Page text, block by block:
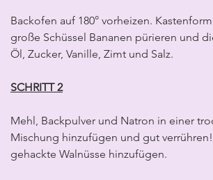
Backofen auf 180° vorheizen.
große Schüssel Bananen pürieren und
Öl, Zucker, Vanille, Zimt und Salz.
SCHRITT 2
Mehl, Backpulver und Natron in einer
Mischung hinzufügen und gut
gehackte Walnüsse hinzufügen.